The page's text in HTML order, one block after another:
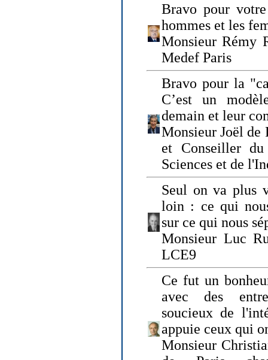
Bravo pour
hommes et les
Monsieur Rémy
Medef Paris
Bravo pour la
C’est un
demain et leur
Monsieur Joël de
et Conseiller
Sciences et de
Seul on va plus
loin : ce qui
sur ce qui nous
Monsieur Luc
LCE9
Ce fut un
avec des
soucieux de
appuie ceux qui
Monsieur